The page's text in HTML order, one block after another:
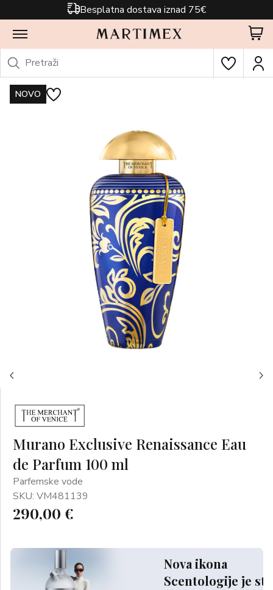
Besplatna dostava iznad 75€
NOVO
Murano Exclusive Renaissance Eau
de Parfum 100 ml
Parfemske vode
SKU: VM481139
290,00 €
Nova ikona
Scentologije je